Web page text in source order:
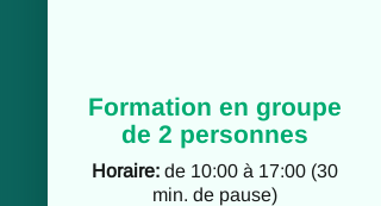
Formation en groupe
de 2 personnes
Horaire:de 10:00 à 17:00 (30
min. de pause)